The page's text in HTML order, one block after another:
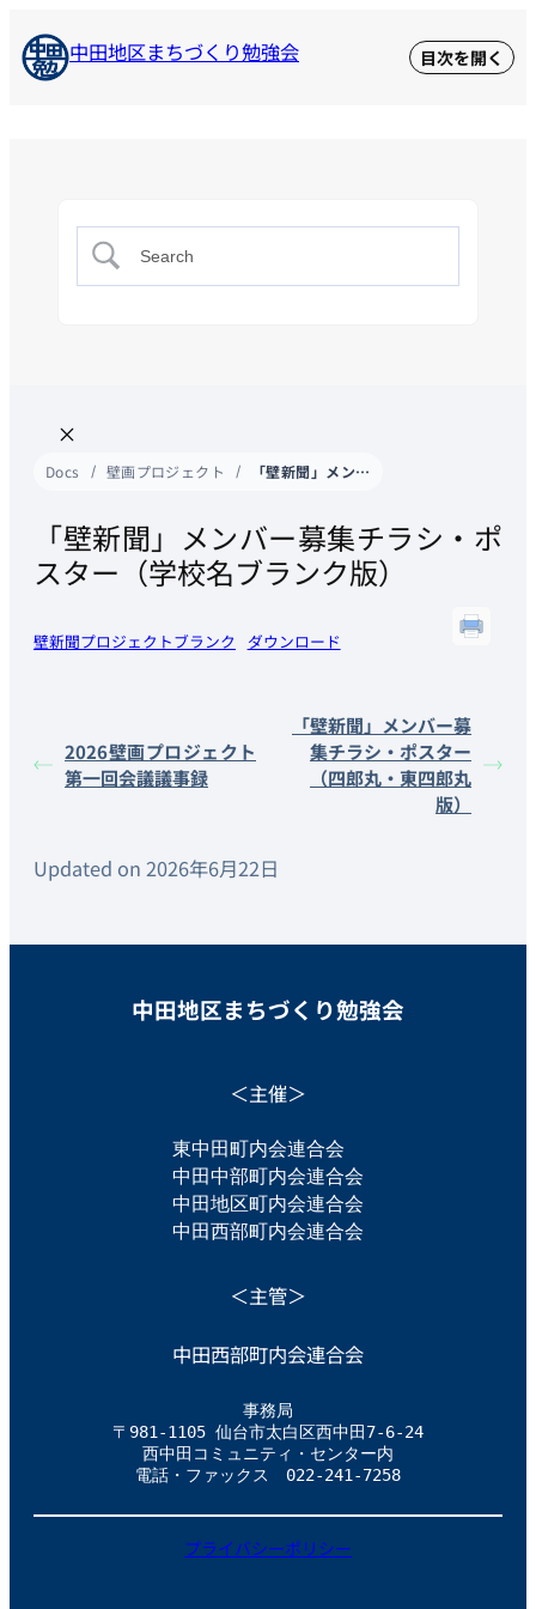
中田地区まちづくり勉強会
Docs 壁画プロジェクト 「壁新聞」メンバー募集チラシ・ポスター（学校名ブランク版）
「壁新聞」メンバー募集チラシ・ポ
スター（学校名ブランク版）
壁新聞プロジェクトブランク ダウンロード
2026壁画プロジェクト
第一回会議議事録
「壁新聞」メンバー募
集チラシ・ポスター
（四郎丸・東四郎丸
版）
Updated on 2026年6月22日
中田地区まちづくり勉強会
＜主催＞
東中田町内会連合会
中田中部町内会連合会
中田地区町内会連合会
中田西部町内会連合会
＜主管＞
中田西部町内会連合会
事務局
〒981-1105 仙台市太白区西中田7-6-24
西中田コミュニティ・センター内
電話・ファックス　022-241-7258
プライバシーポリシー